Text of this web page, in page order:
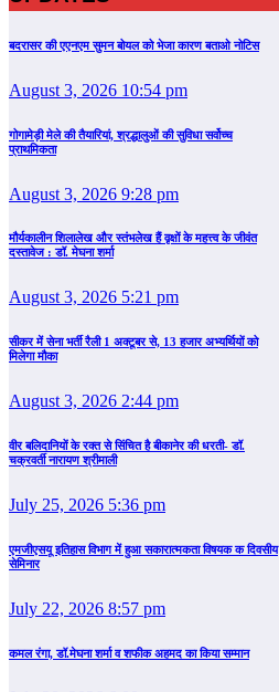
बदरासर की एएनएम सुमन बोयल को भेजा कारण बताओ नोटिस
August 3, 2026 10:54 pm
गोगामेड़ी मेले की तैयारियां, श्रद्धालुओं की सुविधा सर्वोच्च
प्राथमिकता
August 3, 2026 9:28 pm
मौर्यकालीन शिलालेख और स्तंभलेख हैं वृक्षों के महत्त्व के जीवंत
दस्तावेज : डॉ. मेघना शर्मा
August 3, 2026 5:21 pm
सीकर में सेना भर्ती रैली 1 अक्टूबर से, 13 हजार अभ्यर्थियों को
मिलेगा मौका
August 3, 2026 2:44 pm
वीर बलिदानियों के रक्त से सिंचित है बीकानेर की धरती- डॉ.
चक्रवर्ती नारायण श्रीमाली
July 25, 2026 5:36 pm
एमजीएसयू इतिहास विभाग में हुआ सकारात्मकता विषयक क दिवसीय
सेमिनार
July 22, 2026 8:57 pm
कमल रंगा, डॉ.मेघना शर्मा व शफीक अहमद का किया सम्‍मान